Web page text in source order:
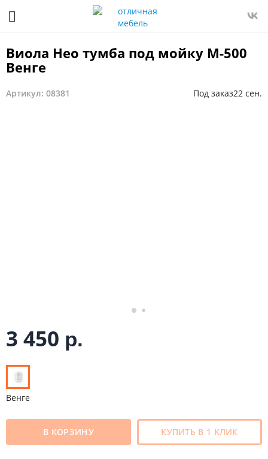
Виола Нео тумба под мойку М-500
Венге
Артикул: 08381 Под заказ22 сен.
3 450 р.
Венге
В КОРЗИНУ КУПИТЬ В 1 КЛИК